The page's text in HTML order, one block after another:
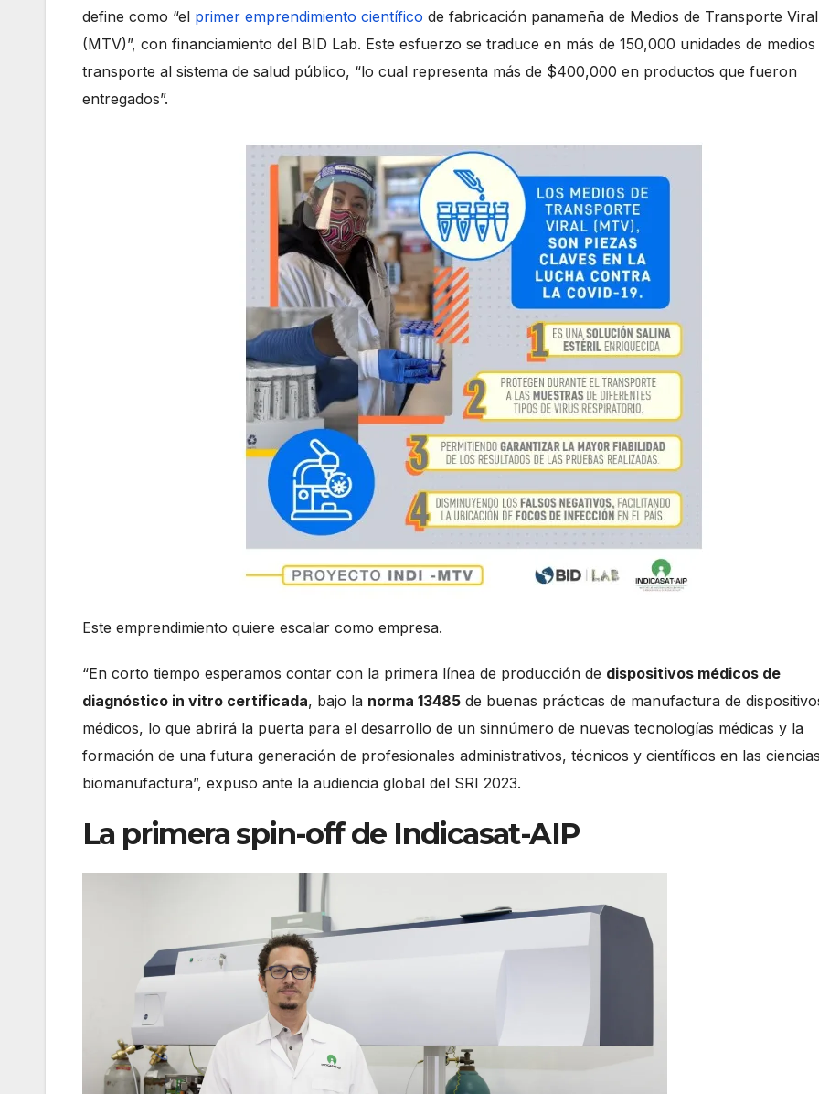
define como “el primer emprendimiento científico de fabricación panameña de Medios de Transporte Viral
(MTV)”, con financiamiento del BID Lab. Este esfuerzo se traduce en más de 150,000 unidades de medios
transporte al sistema de salud público, “lo cual representa más de $400,000 en productos que fueron
entregados”.
Este emprendimiento quiere escalar como empresa.
“En corto tiempo esperamos contar con la primera línea de producción de dispositivos médicos de
diagnóstico in vitro certificada, bajo la norma 13485 de buenas prácticas de manufactura de
médicos, lo que abrirá la puerta para el desarrollo de un sinnúmero de nuevas tecnologías médicas y la
formación de una futura generación de profesionales administrativos, técnicos y científicos en las
biomanufactura”, expuso ante la audiencia global del SRI 2023.
La primera spin-off de Indicasat-AIP